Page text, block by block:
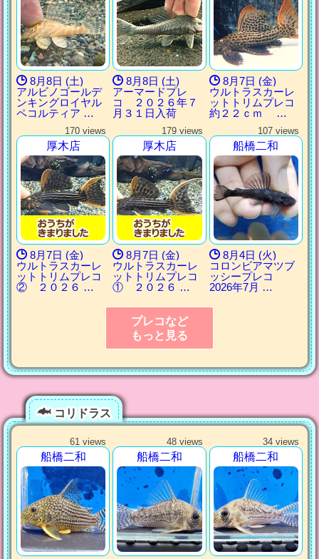
8月8日 (土)
アルビノゴールデ
ンキングロイヤル
ペコルティア …
8月8日 (土)
アーマードプレ
コ ２０２６年７
月３１日入荷
8月7日 (金)
ウルトラスカーレ
ットトリムプレコ
約２２ｃｍ …
170 views
厚木店
8月7日 (金)
ウルトラスカーレ
ットトリムプレコ
② ２０２６ …
179 views
厚木店
8月7日 (金)
ウルトラスカーレ
ットトリムプレコ
① ２０２６ …
107 views
船橋二和
8月4日 (火)
コロンビアマツブ
ッシープレコ
2026年7月 …
プレコなど
もっと見る
コリドラス
61 views
船橋二和
48 views
船橋二和
34 views
船橋二和